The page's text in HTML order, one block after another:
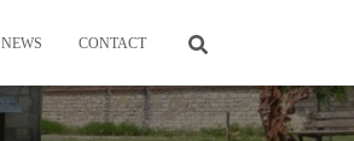
NEWS CONTACT